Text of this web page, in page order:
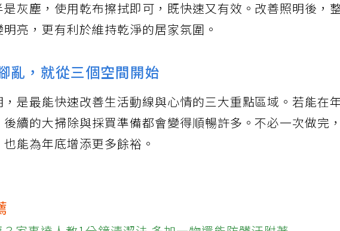
灰塵，使用乾布擦拭即可，既快速又有效。改善照明後，
亮，更有利於維持乾淨的居家氛圍。
亂，就從三個空間開始
是最能快速改善生活動線與心情的三大重點區域。若能在
續的大掃除與採買準備都會變得順暢許多。不必一次做完，
能為年底增添更多餘裕。